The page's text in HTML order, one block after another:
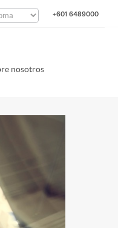
+601 6489000
nosotros